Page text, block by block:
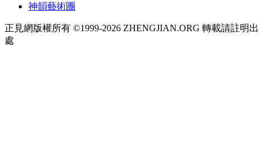
神韻藝術團
正見網版權所有 ©1999-2026 ZHENGJIAN.ORG 轉載請註明出
處